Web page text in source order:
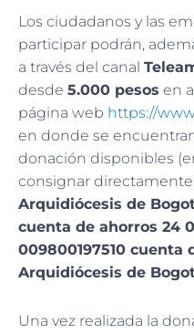
Los ciudadanos y las
participar podrán,
a través del canal
desde 5.000 pesos en
página web https://
en donde se
donación disponibles
consignar
Arquidiócesis de
cuenta de ahorros 24
009800197510 cuenta
Arquidiócesis de
Una vez realizada la